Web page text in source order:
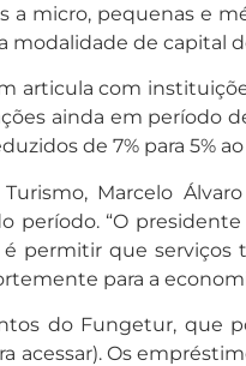
a micro, pequenas e
modalidade de capital
articula com
ainda em período
de 7% para 5%
Marcelo
período. “O
permitir que serviços
para a
do Fungetur, que
acessar). Os